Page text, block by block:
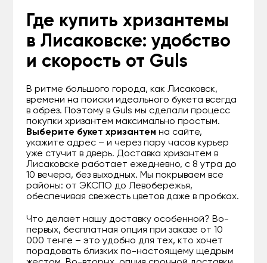
Где купить хризантемы
в Лисаковске: удобство
и скорость от Guls
В ритме большого города, как Лисаковск,
времени на поиски идеального букета всегда
в обрез. Поэтому в Guls мы сделали процесс
покупки хризантем максимально простым.
Выберите букет хризантем на сайте,
укажите адрес – и через пару часов курьер
уже стучит в дверь. Доставка хризантем в
Лисаковске работает ежедневно, с 8 утра до
10 вечера, без выходных. Мы покрываем все
районы: от ЭКСПО до Левобережья,
обеспечивая свежесть цветов даже в пробках.
Что делает нашу доставку особенной? Во-
первых, бесплатная опция при заказе от 10
000 тенге – это удобно для тех, кто хочет
порадовать близких по-настоящему щедрым